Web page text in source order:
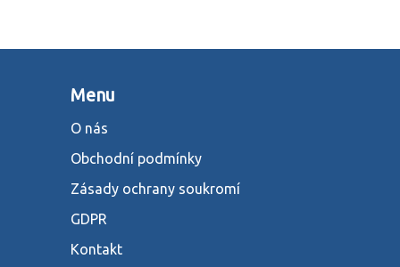
Menu
O nás
Obchodní podmínky
Zásady ochrany soukromí
GDPR
Kontakt